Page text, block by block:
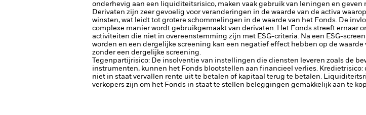
onderhevig aan een liquiditeitsrisico, maken vaak gebruik van leningen en
Derivaten zijn zeer gevoelig voor veranderingen in de waarde van de activa
winsten, wat leidt tot grotere schommelingen in de waarde van het Fonds. De
complexe manier wordt gebruikgemaakt van derivaten. Het Fonds streeft ernaar
activiteiten die niet in overeenstemming zijn met ESG-criteria. Na een ESG-
worden en een dergelijke screening kan een negatief effect hebben op de
zonder een dergelijke screening.
Tegenpartijrisico: De insolventie van instellingen die diensten leveren zoals de
instrumenten, kunnen het Fonds blootstellen aan financieel verlies.
niet in staat vervallen rente uit te betalen of kapitaal terug te betalen.
verkopers zijn om het Fonds in staat te stellen beleggingen gemakkelijk aan te